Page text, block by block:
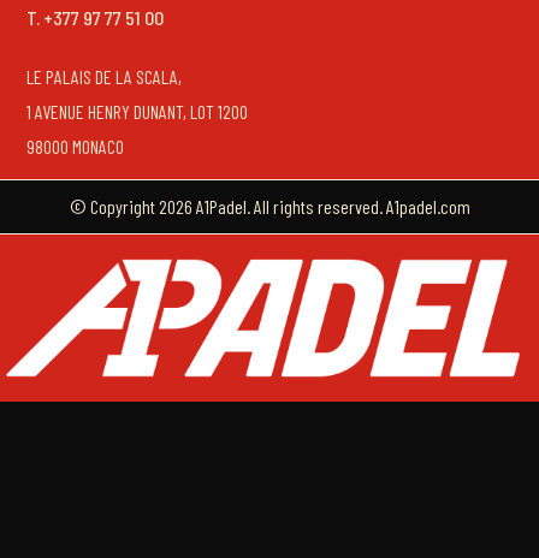
T. +377 97 77 51 00
LE PALAIS DE LA SCALA,
1 AVENUE HENRY DUNANT, LOT 1200
98000 MONACO
© Copyright 2026 A1Padel. All rights reserved. A1padel.com